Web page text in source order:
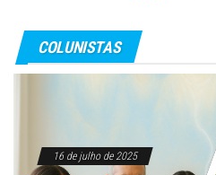
COLUNISTAS
16 de julho de 2025